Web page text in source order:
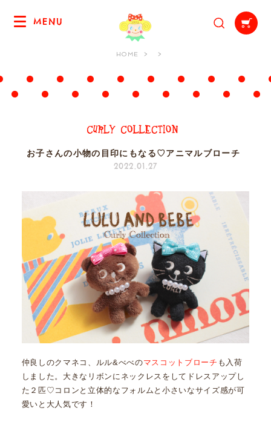
MENU
HOME
お子さんの小物の目印にもなる♡アニマルブローチ
2022.01.27
仲良しのクマネコ、ルル&べべのマスコットブローチ も入荷
しました。大きなリボンにネックレスをしてドレスアップし
た２匹♡コロンと立体的なフォルムと小さいなサイズ感が可
愛いと大人気です！